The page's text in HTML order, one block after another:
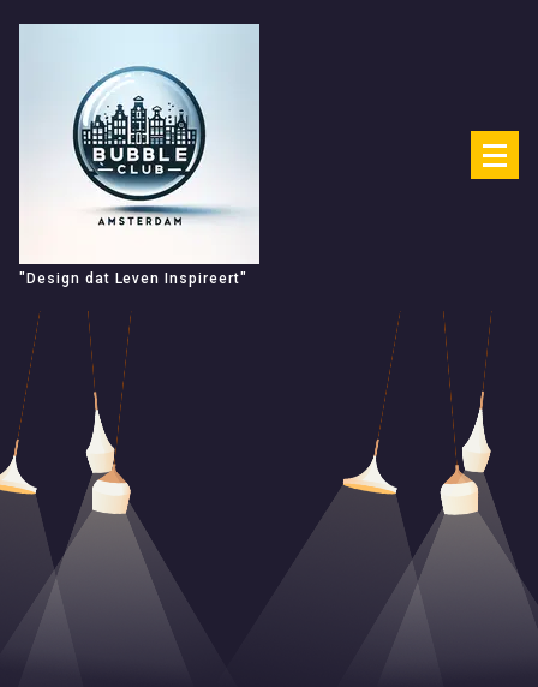
"Design dat Leven Inspireert"